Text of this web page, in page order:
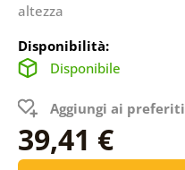
altezza
Disponibilità:
Disponibile
Aggiungi ai preferiti
39,41 €